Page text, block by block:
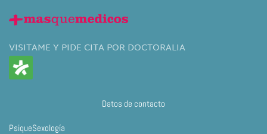
VISITAME Y PIDE CITA POR DOCTORALIA
Datos de contacto
PsiqueSexología